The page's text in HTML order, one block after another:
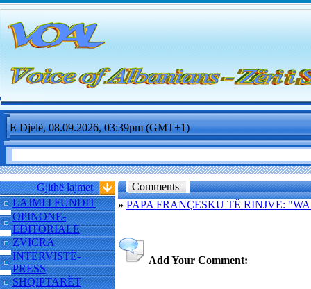
E Djelë, 08.09.2026, 03:39pm (GMT+1)
Gjithë lajmet
LAJMI I FUNDIT
OPINONE-
EDITORIALE
ZVICRA
INTERVISTË-
PRESS
SHQIPTARËT
Comments
» PAPA FRANÇESKU TË RINJVE:
Add Your Comment: